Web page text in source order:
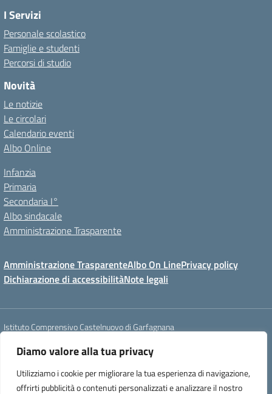
Diamo valore alla tua privacy
Utilizziamo i cookie per migliorare la tua esperienza di navigazione,
offrirti pubblicità o contenuti personalizzati e analizzare il nostro
I Servizi
Personale scolastico
Famiglie e studenti
Percorsi di studio
Novità
Le notizie
Le circolari
Calendario eventi
Albo Online
Infanzia
Primaria
Secondaria I°
Albo sindacale
Amministrazione Trasparente
Amministrazione TrasparenteAlbo On LinePrivacy policy
Dichiarazione di accessibilitàNote legali
Istituto Comprensivo Castelnuovo di Garfagnana
tel. 058362342 - e-mail: luic827008@istruzione.it - PEC :
codice fiscale: 81000570465 - codice IPA : istsc_luic827008 - codice
univoco ufficio : UF1MYW